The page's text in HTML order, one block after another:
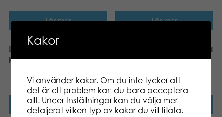
Läs mer Läs mer
Larsen Maxi 1-20 20 pcs
pussel
Läs mer
Larsen Maxi Sverige Karta
med landskap och
pussel
Läs mer
Kakor
Vi använder kakor. Om du inte tycker att
det är ett problem kan du bara acceptera
allt. Under Inställningar kan du välja mer
detaljerat vilken typ av kakor du vill tillåta.